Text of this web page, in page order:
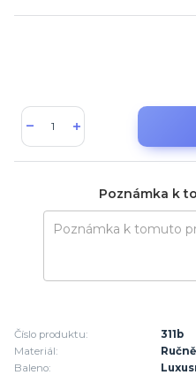
Poznámka k
Číslo produktu:
311b
Materiál:
Baleno: